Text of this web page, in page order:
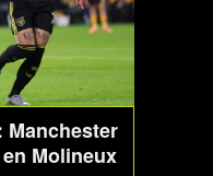
Manchester
Molineux